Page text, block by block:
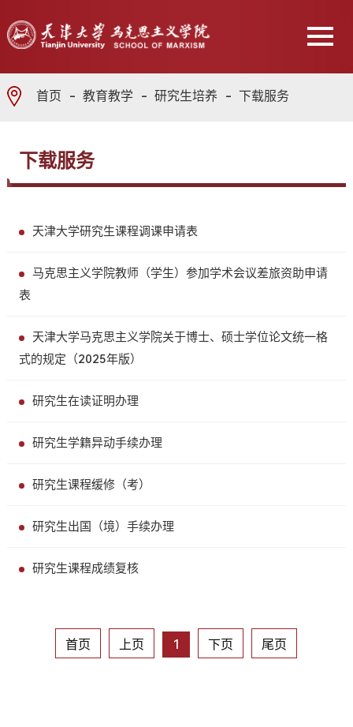
首页 教育教学 研究生培养 下载服务
下载服务
天津大学研究生课程调课申请表
马克思主义学院教师（学生）参加学术会议差旅资助申请
表
天津大学马克思主义学院关于博士、硕士学位论文统一格
式的规定（2025年版）
研究生在读证明办理
研究生学籍异动手续办理
研究生课程缓修（考）
研究生出国（境）手续办理
研究生课程成绩复核
首页 上页 1 下页 尾页